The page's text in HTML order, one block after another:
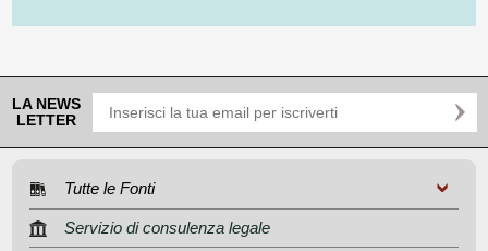
LA NEWS
LETTER
Tutte le Fonti
Servizio di consulenza legale